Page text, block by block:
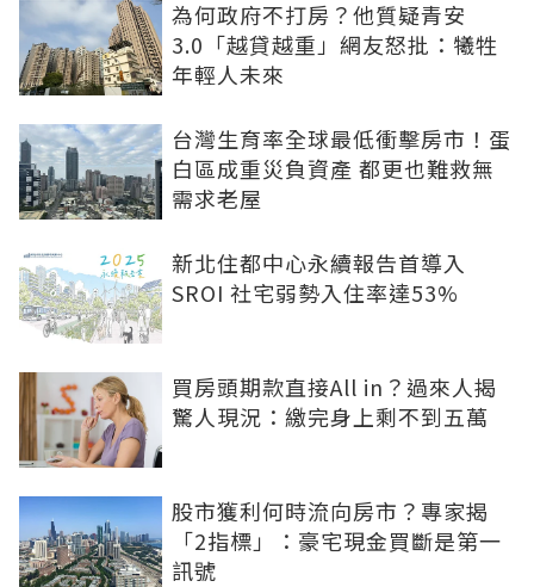
為何政府不打房？他質疑青安
3.0「越貸越重」網友怒批：犧牲
年輕人未來
台灣生育率全球最低衝擊房市！蛋
白區成重災負資產 都更也難救無
需求老屋
新北住都中心永續報告首導入
SROI 社宅弱勢入住率達53%
買房頭期款直接All in？過來人揭
驚人現況：繳完身上剩不到五萬
股市獲利何時流向房市？專家揭
「2指標」：豪宅現金買斷是第一
訊號